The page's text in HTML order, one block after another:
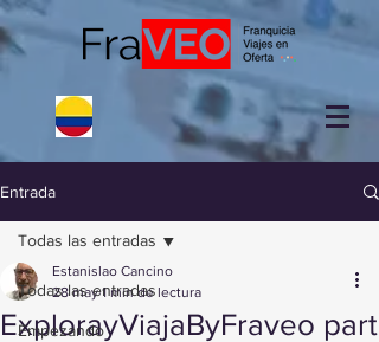
Entrada
Todas las entradas
Empezando
Todas las entradas
ExplorayViajaByFraveo part
Estanislao Cancino
28 may 1 min de lectura